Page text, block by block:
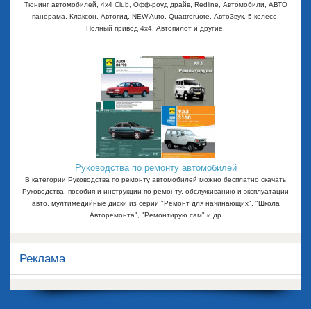
Тюнинг автомобилей, 4x4 Club, Офф-роуд драйв, Redline, Автомобили, АВТО
панорама, Клаксон, Автогид, NEW Auto, Quattroruote, АвтоЗвук, 5 колесо,
Полный привод 4х4, Автопилот и другие.
Руководства по ремонту автомобилей
В категории Руководства по ремонту автомобилей можно бесплатно скачать
Руководства, пособия и инструкции по ремонту, обслуживанию и эксплуатации
авто, мултимедийные диски из серии "Ремонт для начинающих", "Школа
Авторемонта", "Ремонтирую сам" и др
Реклама